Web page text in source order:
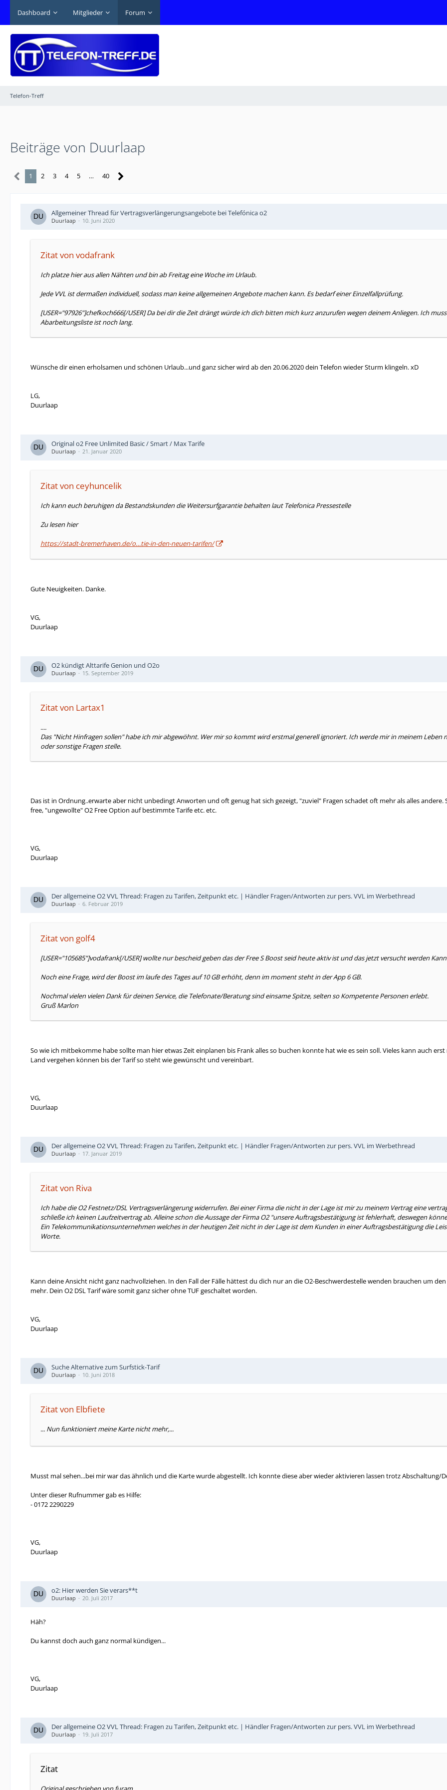
Dashboard Mitglieder Forum
Telefon-Treff
Beiträge von Duurlaap
1 2 3 4 5 … 40
Allgemeiner Thread für Vertragsverlängerungsangebote bei Telefónica o2
Duurlaap 10. Juni 2020
Zitat von vodafrank
Ich platze hier aus allen Nähten und bin ab Freitag eine Woche im Urlaub.
Jede VVL ist dermaßen individuell, sodass man keine allgemeinen Angebote machen kann. Es bedarf einer Einzelfallprüfung.
[USER="97926"]chefkoch666[/USER] Da bei dir die Zeit drängt würde ich dich bitten mich kurz anzurufen wegen deinem Anliegen. Ich
Abarbeitungsliste ist noch lang.
Wünsche dir einen erholsamen und schönen Urlaub...und ganz sicher wird ab den 20.06.2020 dein Telefon wieder Sturm klingeln. xD
LG,
Duurlaap
Original o2 Free Unlimited Basic / Smart / Max Tarife
Duurlaap 21. Januar 2020
Zitat von ceyhuncelik
Ich kann euch beruhigen da Bestandskunden die Weitersurfgarantie behalten laut Telefonica Pressestelle
Zu lesen hier
https://stadt-bremerhaven.de/o…tie-in-den-neuen-tarifen/
Gute Neuigkeiten. Danke.
VG,
Duurlaap
O2 kündigt Alttarife Genion und O2o
Duurlaap 15. September 2019
Zitat von Lartax1
....
Das "Nicht Hinfragen sollen" habe ich mir abgewöhnt. Wer mir so kommt wird erstmal generell ignoriert. Ich werde mir in meinem
oder sonstige Fragen stelle.
Das ist in Ordnung..erwarte aber nicht unbedingt Anworten und oft genug hat sich gezeigt, "zuviel" Fragen schadet oft mehr als alles
free, "ungewollte" O2 Free Option auf bestimmte Tarife etc. etc.
VG,
Duurlaap
Der allgemeine O2 VVL Thread: Fragen zu Tarifen, Zeitpunkt etc. | Händler Fragen/Antworten zur pers. VVL im Werbethread
Duurlaap 6. Februar 2019
Zitat von golf4
[USER="105685"]vodafrank[/USER] wollte nur bescheid geben das der Free S Boost seid heute aktiv ist und das jetzt versucht werden
Noch eine Frage, wird der Boost im laufe des Tages auf 10 GB erhöht, denn im moment steht in der App 6 GB.
Nochmal vielen vielen Dank für deinen Service, die Telefonate/Beratung sind einsame Spitze, selten so Kompetente Personen erlebt.
Gruß Marlon
So wie ich mitbekomme habe sollte man hier etwas Zeit einplanen bis Frank alles so buchen konnte hat wie es sein soll. Vieles kann auch
Land vergehen können bis der Tarif so steht wie gewünscht und vereinbart.
VG,
Duurlaap
Der allgemeine O2 VVL Thread: Fragen zu Tarifen, Zeitpunkt etc. | Händler Fragen/Antworten zur pers. VVL im Werbethread
Duurlaap 17. Januar 2019
Zitat von Riva
Ich habe die O2 Festnetz/DSL Vertragsverlängerung widerrufen. Bei einer Firma die nicht in der Lage ist mir zu meinem Vertrag eine
schließe ich keinen Laufzeitvertrag ab. Alleine schon die Aussage der Firma O2 "unsere Auftragsbestätigung ist fehlerhaft, deswegen
Ein Telekommunikationsunternehmen welches in der heutigen Zeit nicht in der Lage ist dem Kunden in einer Auftragsbestätigung die
Worte.
Kann deine Ansicht nicht ganz nachvollziehen. In den Fall der Fälle hättest du dich nur an die O2-Beschwerdestelle wenden brauchen um
mehr. Dein O2 DSL Tarif wäre somit ganz sicher ohne TUF geschaltet worden.
VG,
Duurlaap
Suche Alternative zum Surfstick-Tarif
Duurlaap 10. Juni 2018
Zitat von Elbfiete
... Nun funktioniert meine Karte nicht mehr,...
Musst mal sehen...bei mir war das ähnlich und die Karte wurde abgestellt. Ich konnte diese aber wieder aktivieren lassen trotz Abschaltung/
Unter dieser Rufnummer gab es Hilfe:
- 0172 2290229
VG,
Duurlaap
o2: Hier werden Sie verars**t
Duurlaap 20. Juli 2017
Häh?
Du kannst doch auch ganz normal kündigen...
VG,
Duurlaap
Der allgemeine O2 VVL Thread: Fragen zu Tarifen, Zeitpunkt etc. | Händler Fragen/Antworten zur pers. VVL im Werbethread
Duurlaap 19. Juli 2017
Zitat